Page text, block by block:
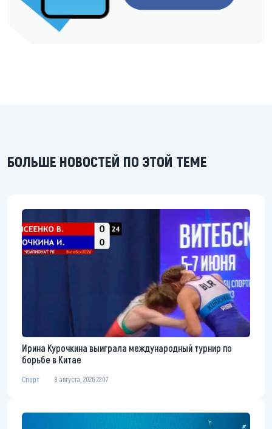
БОЛЬШЕ НОВОСТЕЙ ПО ЭТОЙ ТЕМЕ
Ирина Курочкина выиграла международный турнир по
борьбе в Китае
Спорт 8 августа, 2026 22:07